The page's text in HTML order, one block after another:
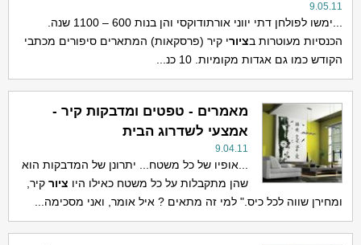
9.05.11
...ימשו לפולחן דתי יווני אורתודוקסי והן בנות 600 – 1100 שנה.
הכנסיות מעוטרות בציורי קיר (פרסקאות) המתארים סיפורים מכתבי
הקודש כמו גם אגדות מקומיות. 10 כנ...
מאמרים - טפטים ומדבקות קיר -
אמצעי לשדרוג הבית
9.04.11
...אופיו של כל משטח... יתרונן של המדבקות הוא
שהן מתקבלות על כל משטח כאילו היו ציור קיר,
ומחירן שווה לכל כיס." למי זה מתאים ? איל אומר, ואני מסכימה...